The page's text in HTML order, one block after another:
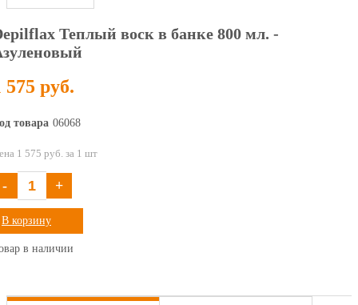
Теплый воск в банке 800 мл. -
575 руб.
товара 06068
1 575 руб. за 1 шт
- +
В корзину
в наличии